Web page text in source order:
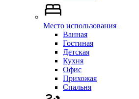
Место использования
Ванная
Гостиная
Детская
Кухня
Офис
Прихожая
Спальня